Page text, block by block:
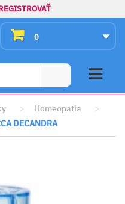
0
> Homeopatia
>
DECANDRA